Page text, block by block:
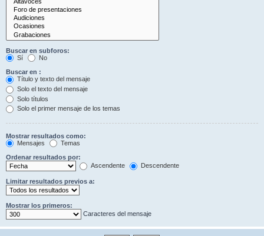
Buscar en subforos:
Sí
No
Buscar en :
Título y texto del mensaje
Solo el texto del mensaje
Solo títulos
Solo el primer mensaje de los temas
Mostrar resultados como:
Mensajes
Temas
Ordenar resultados por:
Ascendente
Descendente
Limitar resultados previos a:
Mostrar los primeros:
Caracteres del mensaje